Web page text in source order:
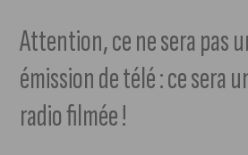
Attention, ce ne sera pas
émission de télé : ce sera
radio filmée !